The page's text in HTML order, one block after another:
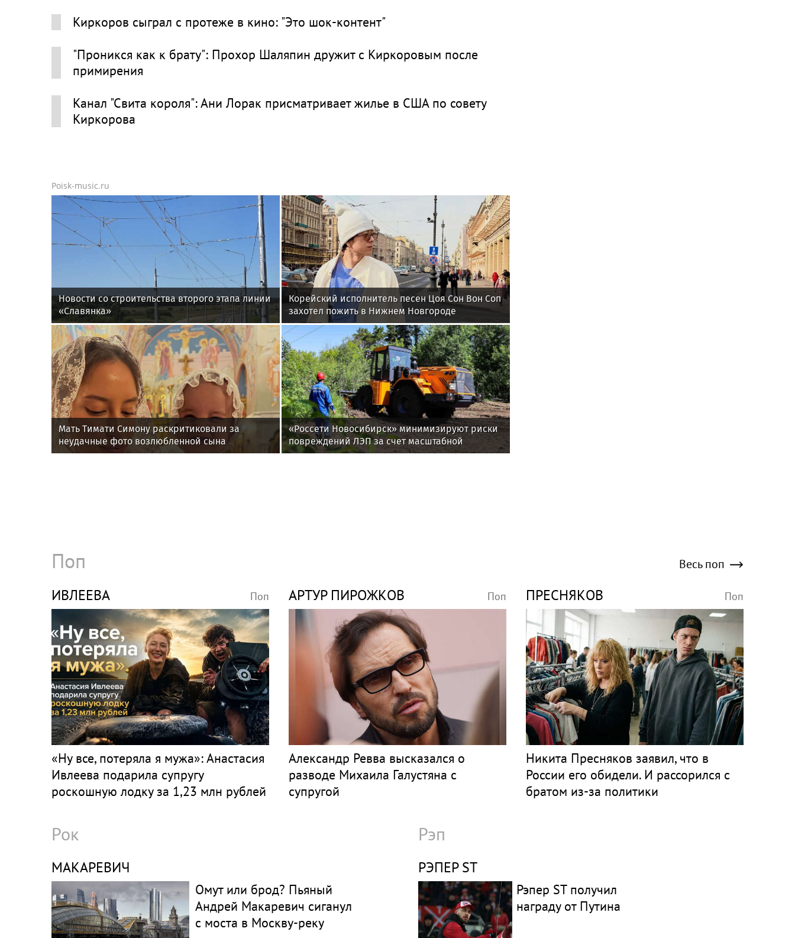
Киркоров сыграл с протеже в кино: "Это шок-контент"
"Проникся как к брату": Прохор Шаляпин дружит с Киркоровым после
примирения
Канал "Свита короля": Ани Лорак присматривает жилье в США по совету
Киркорова
Poisk-music.ru
Новости со строительства второго этапа линии
«Славянка»
Корейский исполнитель песен Цоя Сон Вон Соп
захотел пожить в Нижнем Новгороде
Мать Тимати Симону раскритиковали за
неудачные фото возлюбленной сына
Валентины
«Россети Новосибирск» минимизируют риски
повреждений ЛЭП за счет масштабной
расчистки просек
Поп Весь поп
ИВЛЕЕВА Поп
«Ну все, потеряла я мужа»: Анастасия
Ивлеева подарила супругу
роскошную лодку за 1,23 млн рублей
АРТУР ПИРОЖКОВ Поп
Александр Ревва высказался о
разводе Михаила Галустяна с
супругой
ПРЕСНЯКОВ Поп
Никита Пресняков заявил, что в
России его обидели. И рассорился с
братом из-за политики
Рок
МАКАРЕВИЧ
Омут или брод? Пьяный
Андрей Макаревич сиганул
с моста в Москву-реку
Рэп
РЭПЕР ST
Рэпер ST получил
награду от Путина